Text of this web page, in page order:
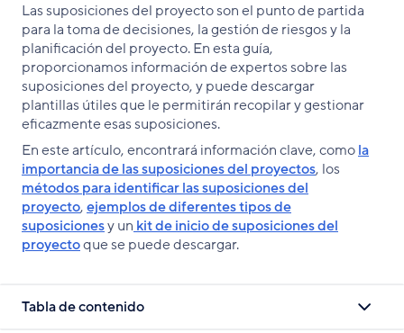
Facebook
X
LinkedIn
Las suposiciones del proyecto son el punto de partida
para la toma de decisiones, la gestión de riesgos y la
planificación del proyecto. En esta guía,
proporcionamos información de expertos sobre las
suposiciones del proyecto, y puede descargar
plantillas útiles que le permitirán recopilar y gestionar
eficazmente esas suposiciones.
En este artículo, encontrará información clave, comola
importancia de las suposiciones del proyectos, los
métodos para identificar las suposiciones del
proyecto,ejemplos de diferentes tipos de
suposicionesy un kit de inicio de suposiciones del
proyectoque se puede descargar.
Tabla de contenido